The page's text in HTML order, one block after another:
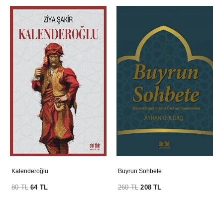
Kalenderoğlu
80TL 64 TL
Buyrun Sohbete
260TL 208TL